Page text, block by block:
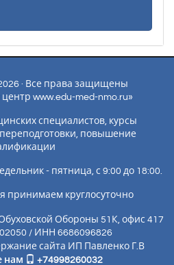
· Все права защищены
www.edu-med-nmo.ru»
специалистов, курсы
повышение
- пятница, с 9:00 до 18:00.
принимаем круглосуточно
Обороны 51К, офис 417
/ ИНН 6686096826
сайта ИП Павленко Г.В
нам
+74998260032